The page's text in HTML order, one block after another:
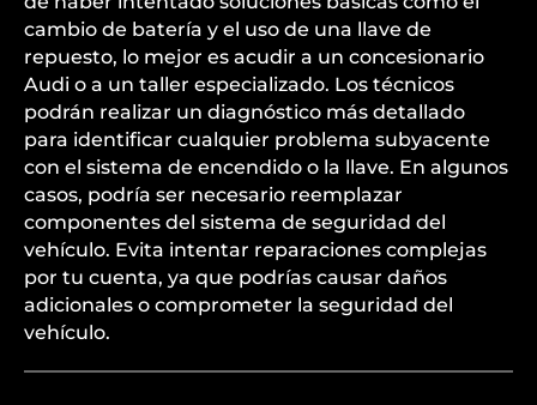
cambio de batería y el uso de una llave de
repuesto, lo mejor es acudir a un concesionario
Audi o a un taller especializado. Los técnicos
podrán realizar un diagnóstico más detallado
para identificar cualquier problema subyacente
con el sistema de encendido o la llave. En algunos
casos, podría ser necesario reemplazar
componentes del sistema de seguridad del
vehículo. Evita intentar reparaciones complejas
por tu cuenta, ya que podrías causar daños
adicionales o comprometer la seguridad del
vehículo.